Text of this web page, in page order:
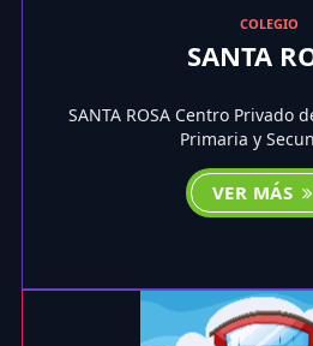
COLEGIO
SANTA
SANTA ROSA Centro Privado
Primaria y
VER MÁS